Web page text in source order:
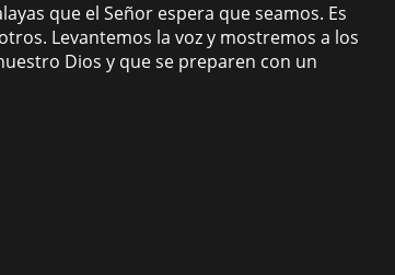
que el Señor espera que seamos. Es
Levantemos la voz y mostremos a los
Dios y que se preparen con un